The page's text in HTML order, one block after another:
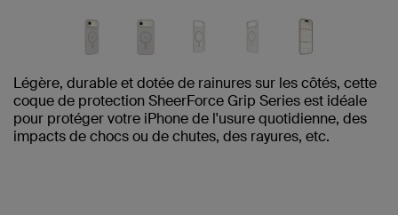
Légère, durable et dotée de rainures sur les côtés, cette
coque de protection SheerForce Grip Series est idéale
pour protéger votre iPhone de l'usure quotidienne, des
impacts de chocs ou de chutes, des rayures, etc.